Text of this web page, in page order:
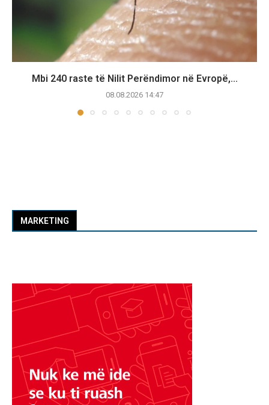
Mbi 240 raste të Nilit Perëndimor në Evropë,...
08.08.2026 14:47
MARKETING